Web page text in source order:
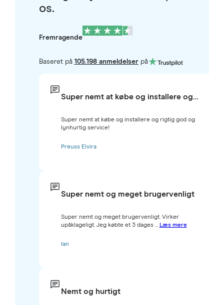
os.
Fremragende
Baseret på 105.198 anmeldelserpå
Super nemt at købe og installere og…
Super nemt at købe og installere og rigtig god og
lynhurtig service!
Preuss Elvira
Super nemt og meget brugervenligt
Super nemt og meget brugervenligt. Virker
upåklageligt. Jeg købte et 3 dages ... Læs mere
Ian
Nemt og hurtigt